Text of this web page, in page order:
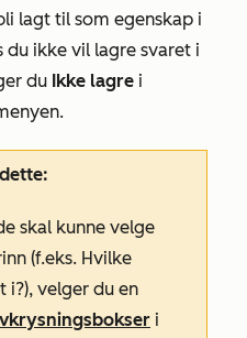
lagt til som egenskap i
ikke vil lagre svaret i
du Ikke lagre i
skal kunne velge
(f.eks. Hvilke
i?), velger du en
i